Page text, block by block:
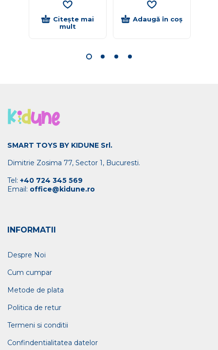
Citește mai
mult
Adaugă în coș
SMART TOYS BY KIDUNE Srl.
Dimitrie Zosima 77, Sector 1, Bucuresti.
Tel: +40 724 345 569
Email: office@kidune.ro
INFORMATII
Despre Noi
Cum cumpar
Metode de plata
Politica de retur
Termeni si conditii
Confindentialitatea datelor